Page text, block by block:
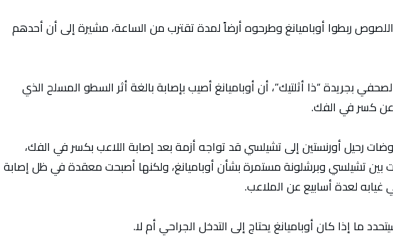
ربطوا أوباميانغ وطرحوه أرضاً لمدة تقترب من الساعة، مشيرة إلى أن أحدهم
بجريدة “ذا أثلتيك”، أن أوباميانغ أصيب بإصابة بالغة أثر السطو المسلح الذي
عن كسر في الفك.
رحيل أورنستين إلى تشيلسي قد تواجه أزمة بعد إصابة اللاعب بكسر في الفك،
بين تشيلسي وبرشلونة مستمرة بشأن أوباميانغ، ولكنها أصبحت معقدة في ظل إصابة
غيابه لعدة أسابيع عن الملاعب.
ما إذا كان أوباميانغ يحتاج إلى التدخل الجراحي أم لا.